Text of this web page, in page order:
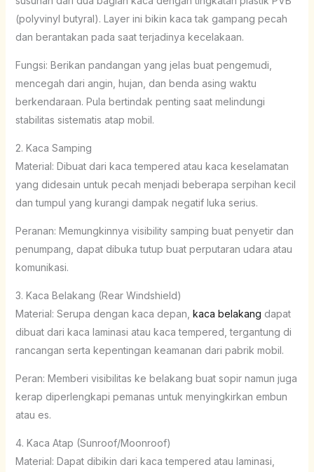
(polyvinyl butyral). Layer ini bikin kaca tak gampang pecah
dan berantakan pada saat terjadinya kecelakaan.
Fungsi: Berikan pandangan yang jelas buat pengemudi,
mencegah dari angin, hujan, dan benda asing waktu
berkendaraan. Pula bertindak penting saat melindungi
stabilitas sistematis atap mobil.
2. Kaca Samping
Material: Dibuat dari kaca tempered atau kaca keselamatan
yang didesain untuk pecah menjadi beberapa serpihan kecil
dan tumpul yang kurangi dampak negatif luka serius.
Peranan: Memungkinnya visibility samping buat penyetir dan
penumpang, dapat dibuka tutup buat perputaran udara atau
komunikasi.
3. Kaca Belakang (Rear Windshield)
Material: Serupa dengan kaca depan, kaca belakang dapat
dibuat dari kaca laminasi atau kaca tempered, tergantung di
rancangan serta kepentingan keamanan dari pabrik mobil.
Peran: Memberi visibilitas ke belakang buat sopir namun juga
kerap diperlengkapi pemanas untuk menyingkirkan embun
atau es.
4. Kaca Atap (Sunroof/Moonroof)
Material: Dapat dibikin dari kaca tempered atau laminasi,